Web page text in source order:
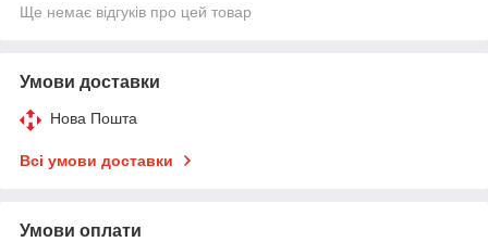
Ще немає відгуків про цей товар
Умови доставки
Нова Пошта
Всі умови доставки
Умови оплати